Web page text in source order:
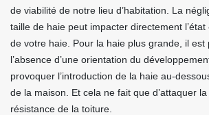
de viabilité de notre lieu d’habitation. La
taille de haie peut impacter directement
de votre haie. Pour la haie plus grande, il est
l’absence d’une orientation du
provoquer l’introduction de la haie au-
de la maison. Et cela ne fait que d’attaquer
résistance de la toiture.